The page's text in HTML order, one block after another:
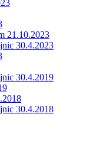
21.10.2023
30.4.2023
30.4.2019
30.4.2018